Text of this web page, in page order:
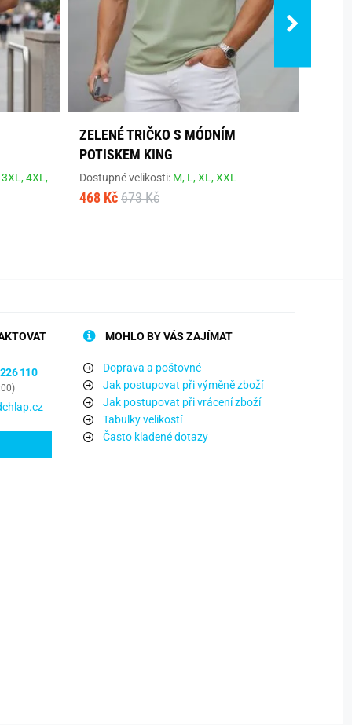
3XL,4XL,
ZELENÉ TRIČKO S MÓDNÍM
POTISKEM KING
Dostupné velikosti: M, L,XL,XXL
468 Kč 673 Kč
110
MOHLO BY VÁS ZAJÍMAT
Doprava a poštovné
Jak postupovat při výměně zboží
Jak postupovat při vrácení zboží
Tabulky velikostí
Často kladené dotazy